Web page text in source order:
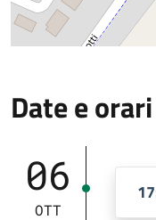
Date e orari
06
OTT